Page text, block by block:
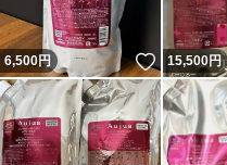
6,500円 いいね！
15,500円